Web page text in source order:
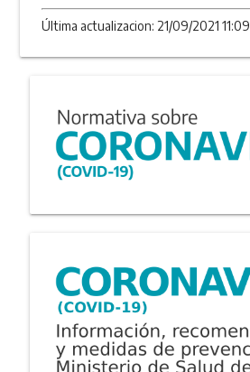
Última actualizacion: 21/09/2021 11:09